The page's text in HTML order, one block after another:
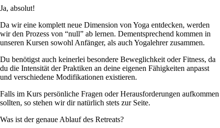
Ja, absolut!
Da wir eine komplett neue Dimension von Yoga entdecken, werden
wir den Prozess von “null” ab lernen. Dementsprechend kommen in
unseren Kursen sowohl Anfänger, als auch Yogalehrer zusammen.
Du benötigst auch keinerlei besondere Beweglichkeit oder Fitness, da
du die Intensität der Praktiken an deine eigenen Fähigkeiten anpasst
und verschiedene Modifikationen existieren.
Falls im Kurs persönliche Fragen oder Herausforderungen aufkommen
sollten, so stehen wir dir natürlich stets zur Seite.
Was ist der genaue Ablauf des Retreats?